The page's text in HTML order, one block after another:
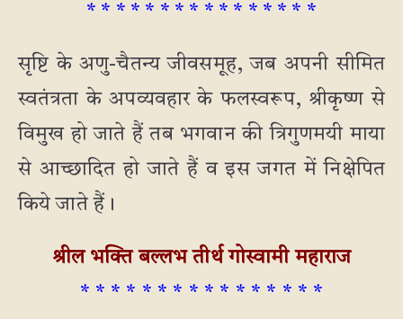
* * * * * * * * * * * * * * * *
सृष्टि के अणु-चैतन्य जीवसमूह, जब अपनी सीमित
स्वतंत्रता के अपव्यवहार के फलस्वरूप, श्रीकृष्ण से
विमुख हो जाते हैं तब भगवान की त्रिगुणमयी माया
से आच्छादित हो जाते हैं व इस जगत में निक्षेपित
किये जाते हैं।
श्रील भक्ति बल्लभ तीर्थ गोस्वामी महाराज
* * * * * * * * * * * * * * * *